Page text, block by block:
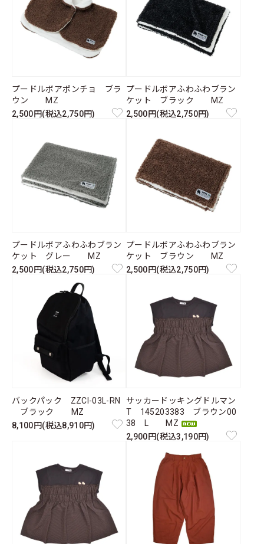
プードルボアポンチョ ブラ
ウン MZ
2,500円(税込2,750円)
プードルボアふわふわブラン
ケット ブラック MZ
2,500円(税込2,750円)
プードルボアふわふわブラン
ケット グレー MZ
2,500円(税込2,750円)
プードルボアふわふわブラン
ケット ブラウン MZ
2,500円(税込2,750円)
バックパック ZZCI-03L-RN
ブラック MZ
8,100円(税込8,910円)
サッカードッキングドルマン
T 145203383 ブラウン00
38 L MZ
2,900円(税込3,190円)